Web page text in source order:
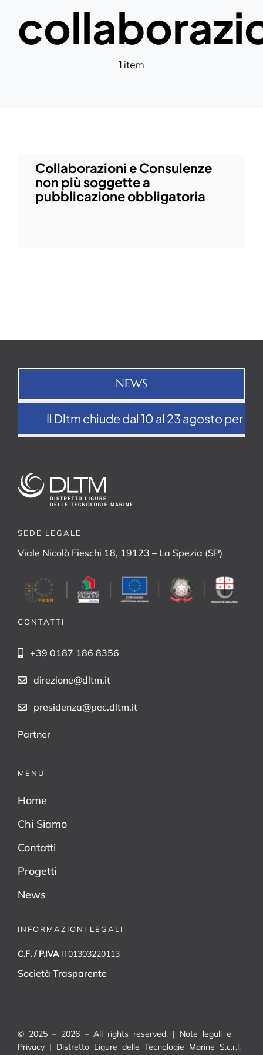
1 item
Collaborazioni e Consulenze
non più soggette a
pubblicazione obbligatoria
NEWS
Il Dltm chiude dal 10 al 23 agosto per la
SEDE LEGALE
Viale Nicolò Fieschi 18, 19123 – La Spezia (SP)
CONTATTI
+39 0187 186 8356
direzione@dltm.it
presidenza@pec.dltm.it
Partner
MENU
Home
Chi Siamo
Contatti
Progetti
News
INFORMAZIONI LEGALI
C.F. / P.IVA IT01303220113
Società Trasparente
© 2025 – 2026 – All rights reserved. | Note legali e
Privacy| Distretto Ligure delle Tecnologie Marine S.c.r.l.